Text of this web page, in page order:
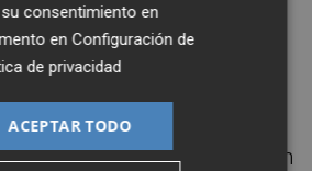
revela que cada vez hay
abren correos
hasta llegar a la
es que se ha reducido el
que acaban cayendo en
consentimiento en
enConfiguración de
de privacidad
ACEPTAR TODO